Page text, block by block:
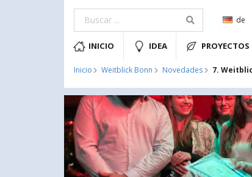
de
INICIO IDEA PROYECTOS
Inicio Weitblick Bonn Novedades 7.